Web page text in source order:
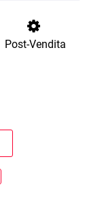
Post-Vendita